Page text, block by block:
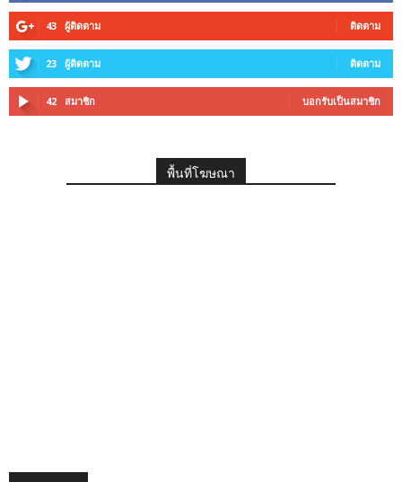
43 ผู้ติดตาม ติดตาม
23 ผู้ติดตาม ติดตาม
42 สมาชิก บอกรับเป็นสมาชิก
พื้นที่โฆษณา